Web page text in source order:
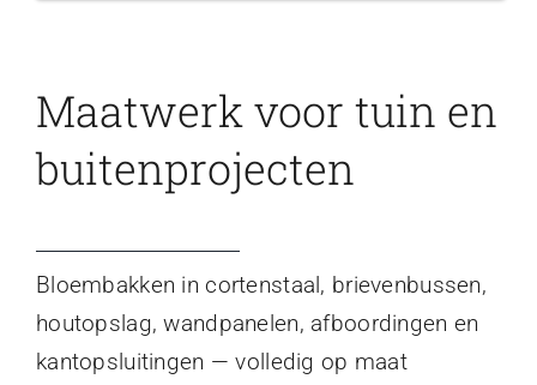
Maatwerk voor tuin en
buitenprojecten
Bloembakken in cortenstaal, brievenbussen,
houtopslag, wandpanelen, afboordingen en
kantopsluitingen — volledig op maat